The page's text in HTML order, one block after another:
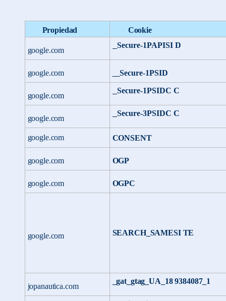
Propiedad Cookie
google.com
Secure-1PAPISID
google.com Secure-1PSID
google.com
Secure-1PSIDCC
google.com
Secure-3PSIDCC
google.com CONSENT
google.com OGP
google.com OGPC
google.com SEARCH_SAMESI TE
jopanautica.com
_gat_gtag_UA_18 9384087_1